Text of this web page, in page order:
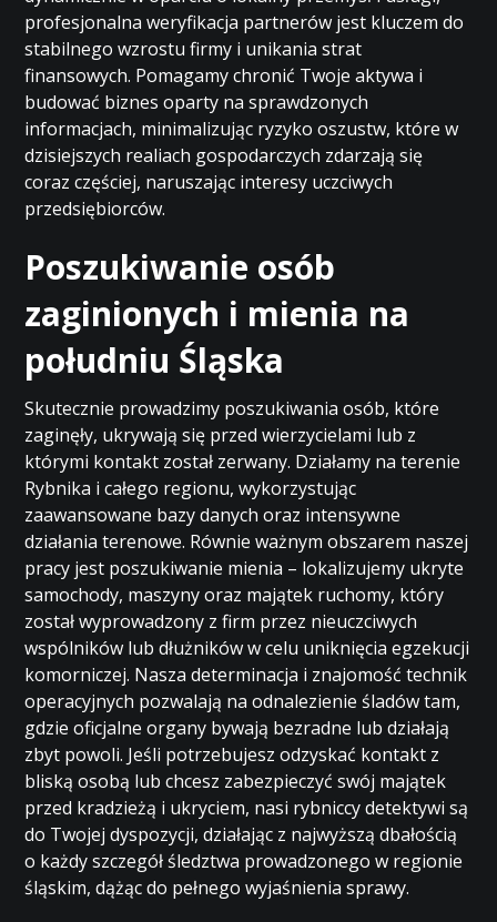
profesjonalna weryfikacja partnerów jest kluczem do
stabilnego wzrostu firmy i unikania strat
finansowych. Pomagamy chronić Twoje aktywa i
budować biznes oparty na sprawdzonych
informacjach, minimalizując ryzyko oszustw, które w
dzisiejszych realiach gospodarczych zdarzają się
coraz częściej, naruszając interesy uczciwych
przedsiębiorców.
Poszukiwanie osób
zaginionych i mienia na
południu Śląska
Skutecznie prowadzimy poszukiwania osób, które
zaginęły, ukrywają się przed wierzycielami lub z
którymi kontakt został zerwany. Działamy na terenie
Rybnika i całego regionu, wykorzystując
zaawansowane bazy danych oraz intensywne
działania terenowe. Równie ważnym obszarem naszej
pracy jest poszukiwanie mienia – lokalizujemy ukryte
samochody, maszyny oraz majątek ruchomy, który
został wyprowadzony z firm przez nieuczciwych
wspólników lub dłużników w celu uniknięcia egzekucji
komorniczej. Nasza determinacja i znajomość technik
operacyjnych pozwalają na odnalezienie śladów tam,
gdzie oficjalne organy bywają bezradne lub działają
zbyt powoli. Jeśli potrzebujesz odzyskać kontakt z
bliską osobą lub chcesz zabezpieczyć swój majątek
przed kradzieżą i ukryciem, nasi rybniccy detektywi są
do Twojej dyspozycji, działając z najwyższą dbałością
o każdy szczegół śledztwa prowadzonego w regionie
śląskim, dążąc do pełnego wyjaśnienia sprawy.